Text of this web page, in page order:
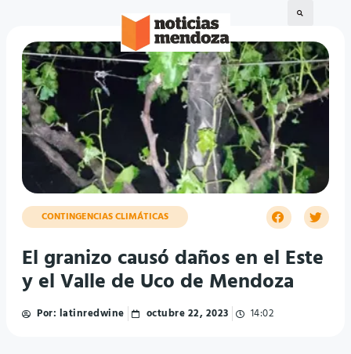
CONTINGENCIAS CLIMÁTICAS
El granizo causó daños en el Este
y el Valle de Uco de Mendoza
Por: latinredwine octubre 22, 2023 14:02